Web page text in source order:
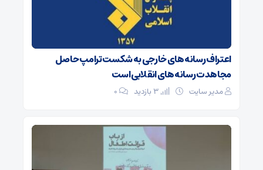
اعتراف رسانه‌های خارجی به شکست ترامپ حاصل
مجاهدت رسانه‌های انقلابی است
مدیر سایت ۰